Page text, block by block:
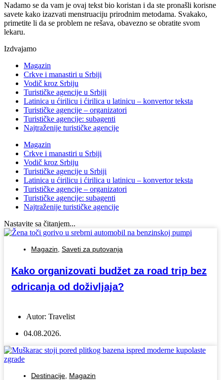
Nadamo se da vam je ovaj tekst bio koristan i da ste pronašli korisne
savete kako izazvati menstruaciju prirodnim metodama. Svakako,
primetite li da se problem ne rešava, obavezno se obratite svom
lekaru.
Izdvajamo
Magazin
Crkve i manastiri u Srbiji
Vodič kroz Srbiju
Turističke agencije u Srbiji
Latinica u ćirilicu i ćirilica u latinicu – konvertor teksta
Turističke agencije – organizatori
Turističke agencije: subagenti
Najtraženije turističke agencije
Magazin
Crkve i manastiri u Srbiji
Vodič kroz Srbiju
Turističke agencije u Srbiji
Latinica u ćirilicu i ćirilica u latinicu – konvertor teksta
Turističke agencije – organizatori
Turističke agencije: subagenti
Najtraženije turističke agencije
Nastavite sa čitanjem...
Magazin Saveti za putovanja
Kako organizovati budžet za road trip bez
odricanja od doživljaja?
Autor: Travelist
04.08.2026.
Destinacije Magazin